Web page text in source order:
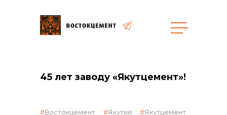
общая информация
45 лет заводу «Якутцемент»!
Востокцемент Якутия Якутцемент